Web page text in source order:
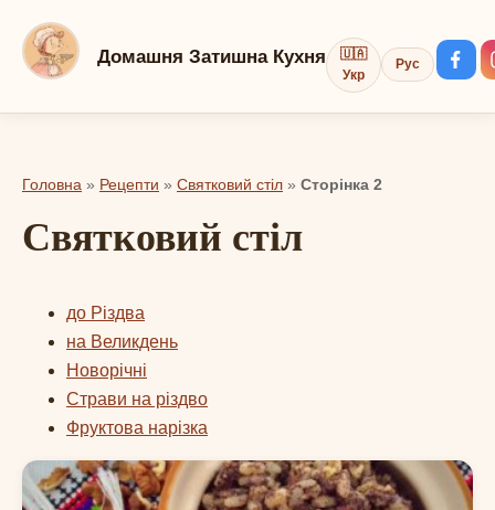
вмісту
Домашня Затишна Кухня
🇺🇦
Укр
Рус
Головна » Рецепти » Святковий стіл » Сторінка 2
Святковий стіл
до Різдва
на Великдень
Новорічні
Страви на різдво
Фруктова нарізка